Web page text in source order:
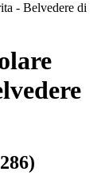
- Belvedere di